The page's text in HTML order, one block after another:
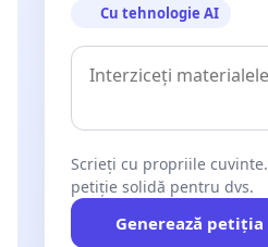
Cu tehnologie AI
Scrieți cu propriile
petiție solidă pentru dvs.
Generează petiția